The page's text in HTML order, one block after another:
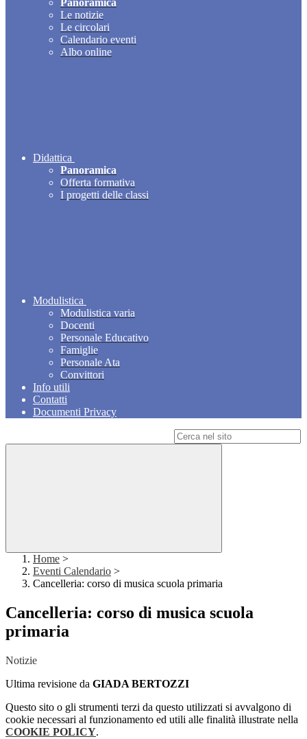
Panoramica
Le notizie
Le circolari
Calendario eventi
Albo online
Didattica
Panoramica
Offerta formativa
I progetti delle classi
Modulistica
Modulistica varia
Docenti
Personale Educativo
Famiglie
Personale Ata
Convittori
Info utili
Contatti
Documenti Privacy
Home >
Eventi Calendario >
Cancelleria: corso di musica scuola primaria
Cancelleria: corso di musica scuola
primaria
Notizie
Ultima revisione da GIADA BERTOZZI
Questo sito o gli strumenti terzi da questo utilizzati si avvalgono di
cookie necessari al funzionamento ed utili alle finalità illustrate nella
COOKIE POLICY.